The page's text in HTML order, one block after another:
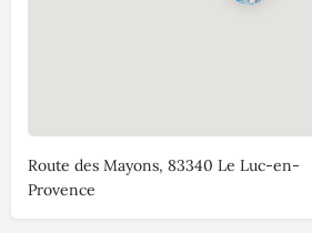
Route des Mayons, 83340 Le Luc-en-
Provence